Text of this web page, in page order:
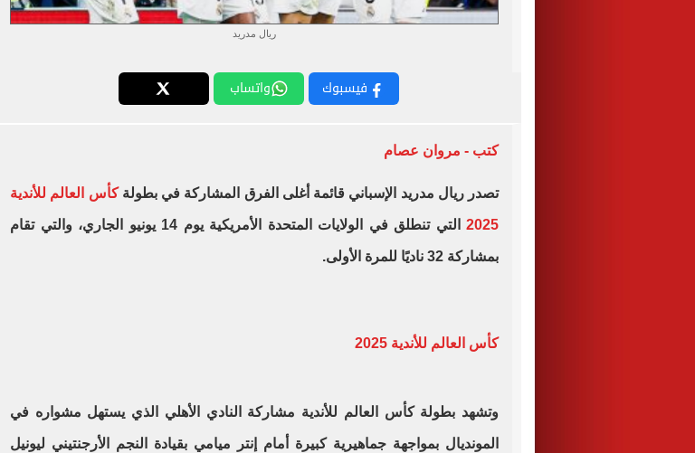
ريال مدريد
فيسبوك واتساب
كتب - مروان عصام
تصدر ريال مدريد الإسباني قائمة أغلى الفرق المشاركة في بطولةكأس العالم للأندية
2025 التي تنطلق في الولايات المتحدة الأمريكية يوم 14 يونيو الجاري، والتي تقام
بمشاركة 32 ناديًا للمرة الأولى.
كأس العالم للأندية 2025
وتشهد بطولة كأس العالم للأندية مشاركة النادي الأهلي الذي يستهل مشواره في
المونديال بمواجهة جماهيرية كبيرة أمام إنتر ميامي بقيادة النجم الأرجنتيني ليونيل